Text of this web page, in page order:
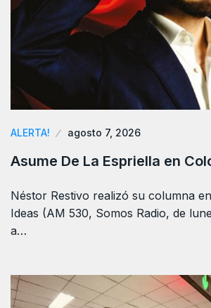
ALERTA! agosto 7, 2026
Asume De La Espriella en
Néstor Restivo realizó su columna
Ideas (AM 530, Somos Radio, de
a…